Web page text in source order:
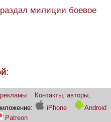
милиции боевое
:
Контакты, авторы,
iPhone
Android
Patreon